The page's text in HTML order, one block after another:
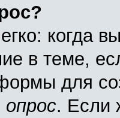
когда
в теме,
для
. Если